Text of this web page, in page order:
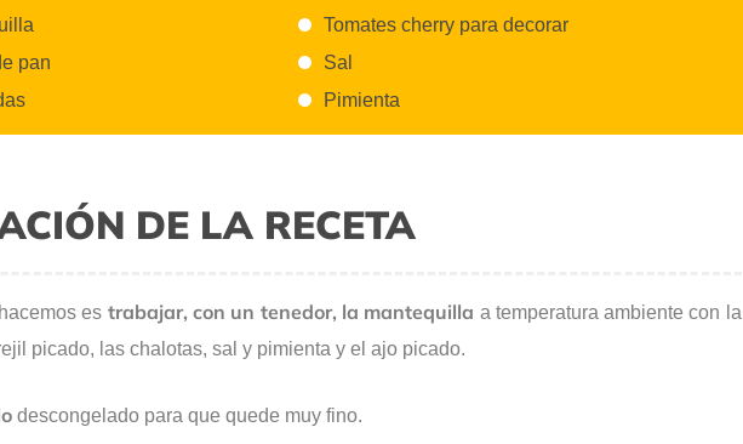
mantequilla
miga de pan
picadas
Tomates cherry para decorar
Sal
Pimienta
DE LA RECETA
es trabajar, con un tenedor, la mantequilla a temperatura ambiente con la
picado, las chalotas, sal y pimienta y el ajo picado.
descongelado para que quede muy fino.